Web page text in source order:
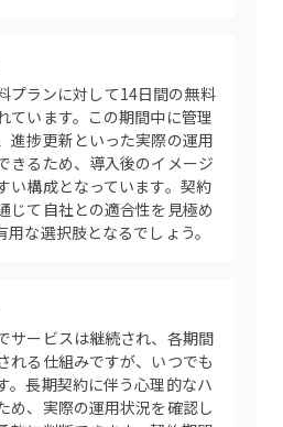
プランに対して14日間の無料
ています。この期間中に管理
進捗更新といった実際の運用
きるため、導入後のイメージ
い構成となっています。契約
じて自社との適合性を見極め
な選択肢となるでしょう。
サービスは継続され、各期間
れる仕組みですが、いつでも
。長期契約に伴う心理的なハ
め、実際の運用状況を確認し